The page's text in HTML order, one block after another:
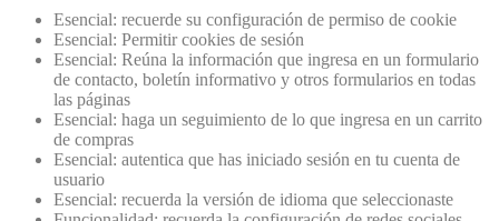
Esencial: recuerde su configuración de permiso de cookie
Esencial: Permitir cookies de sesión
Esencial: Reúna la información que ingresa en un formulario
de contacto, boletín informativo y otros formularios en todas
las páginas
Esencial: haga un seguimiento de lo que ingresa en un carrito
de compras
Esencial: autentica que has iniciado sesión en tu cuenta de
usuario
Esencial: recuerda la versión de idioma que seleccionaste